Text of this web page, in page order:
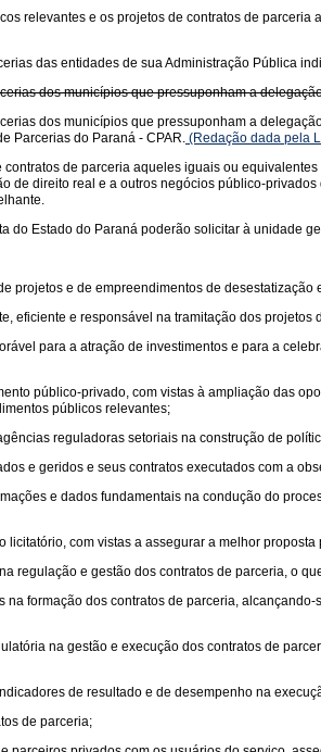
relevantes e os projetos de contratos de
das entidades de sua Administração Pública
dos municípios que pressuponham a
dos municípios que pressuponham a
Parcerias do Paraná - CPAR. (Redação dada pela
contratos de parceria aqueles iguais ou
de direito real e a outros negócios público-
do Estado do Paraná poderão solicitar à unidade
projetos e de empreendimentos de
eficiente e responsável na tramitação dos projetos
para a atração de investimentos e para a
público-privado, com vistas à ampliação das
públicos relevantes;
reguladoras setoriais na construção de
e geridos e seus contratos executados com a
e dados fundamentais na condução do
licitatório, com vistas a assegurar a melhor
regulação e gestão dos contratos de parceria, o
formação dos contratos de parceria,
na gestão e execução dos contratos de
de resultado e de desempenho na
de parceria;